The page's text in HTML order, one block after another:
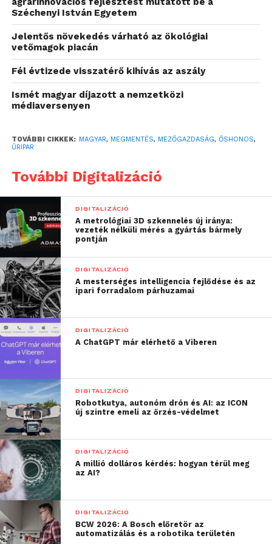
95%-kal kevesebb víz, 99%-kal
kevesebb föld kell
A Csillagváros Kft. ügyvezetője, Valent Petra
hangsúlyozta, hogy növénykísérleteik célja az
élelmiszerforrások diverzifikálása és az
éghajlatváltozás extrém hatásainak ellenálló
95%-kal kevesebb vizet, 99%-kal kevesebb földet
használ, miközben időjárástól függetlenül,
vegyszermentesen biztosít kiszámítható hozamot.
A kutatófarm az űrhajósok táplálékának előállítására
is fókuszál.
„Kísérleteinkkel olyan
tápanyagforrásokat
hozhatunk létre, amelyek
űrutazások során is
alkalmazhatóak
lehetnek. Ez
kulcsfontosságú a jövő
űrmisszióihoz
– mondta Utasi Lőrinc agrármérnök. Hozzátette,
hogy az űrkolonizációhoz szükséges
növénytermesztési technológiák fejlesztése is
kiemelt céljuk. A növények nemcsak táplálékot
nyújtanak az űrben, hanem színeikkel és
gondozásukkal pszichológiai támogatást is
biztosítanak az űrhajósok számára.
A Csillagváros Kft. 2022 december óta üzemelteti a
Széchenyi István Egyetem
Jelentős növekedés várható az ökológiai
vetőmagok piacán
Fél évtizede visszatérő kihívás az aszály
Ismét magyar díjazott a nemzetközi
médiaversenyen
TOVÁBBI CIKKEK: MAGYAR, MEGMENTÉS, MEZŐGAZDASÁG, ŐSHONOS,
ŰRIPAR
További Digitalizáció
DIGITALIZÁCIÓ
A metrológiai 3D szkennelés új iránya:
vezeték nélküli mérés a gyártás bármely
pontján
DIGITALIZÁCIÓ
A mesterséges intelligencia fejlődése és az
ipari forradalom párhuzamai
DIGITALIZÁCIÓ
A ChatGPT már elérhető a Viberen
DIGITALIZÁCIÓ
Robotkutya, autonóm drón és AI: az ICON
új szintre emeli az őrzés-védelmet
DIGITALIZÁCIÓ
A millió dolláros kérdés: hogyan térül meg
az AI?
DIGITALIZÁCIÓ
BCW 2026: A Bosch előretör az
automatizálás és a robotika területén